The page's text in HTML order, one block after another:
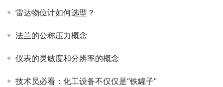
雷达物位计如何选型？
法兰的公称压力概念
仪表的灵敏度和分辨率的概念
技术员必看：化工设备不仅仅是“铁罐子”